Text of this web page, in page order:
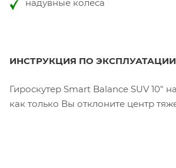
надувные колеса
ИНСТРУКЦИЯ ПО
Гироскутер Smart Balance SUV 10"
как только Вы отклоните центр